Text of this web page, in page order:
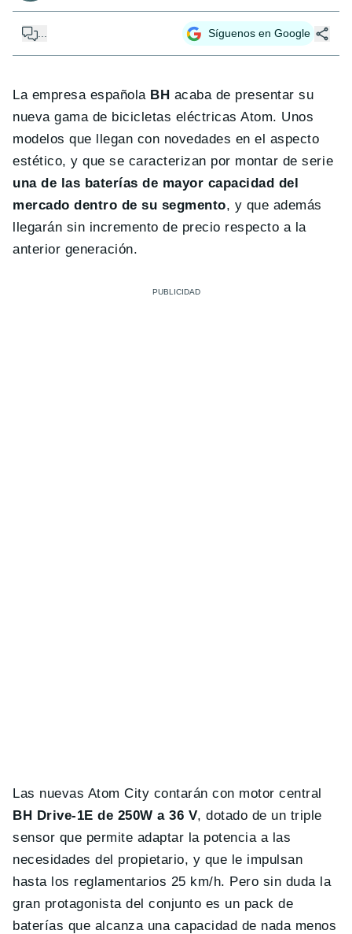
Síguenos en Google
La empresa española BH acaba de presentar su
nueva gama de bicicletas eléctricas Atom. Unos
modelos que llegan con novedades en el aspecto
estético, y que se caracterizan por montar de serie
una de las baterías de mayor capacidad del
mercado dentro de su segmento, y que además
llegarán sin incremento de precio respecto a la
anterior generación.
Las nuevas Atom City contarán con motor central
BH Drive-1E de 250W a 36 V, dotado de un triple
sensor que permite adaptar la potencia a las
necesidades del propietario, y que le impulsan
hasta los reglamentarios 25 km/h. Pero sin duda la
gran protagonista del conjunto es un pack de
baterías que alcanza una capacidad de nada menos